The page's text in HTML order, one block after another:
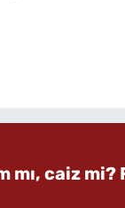
mı, caiz mi?